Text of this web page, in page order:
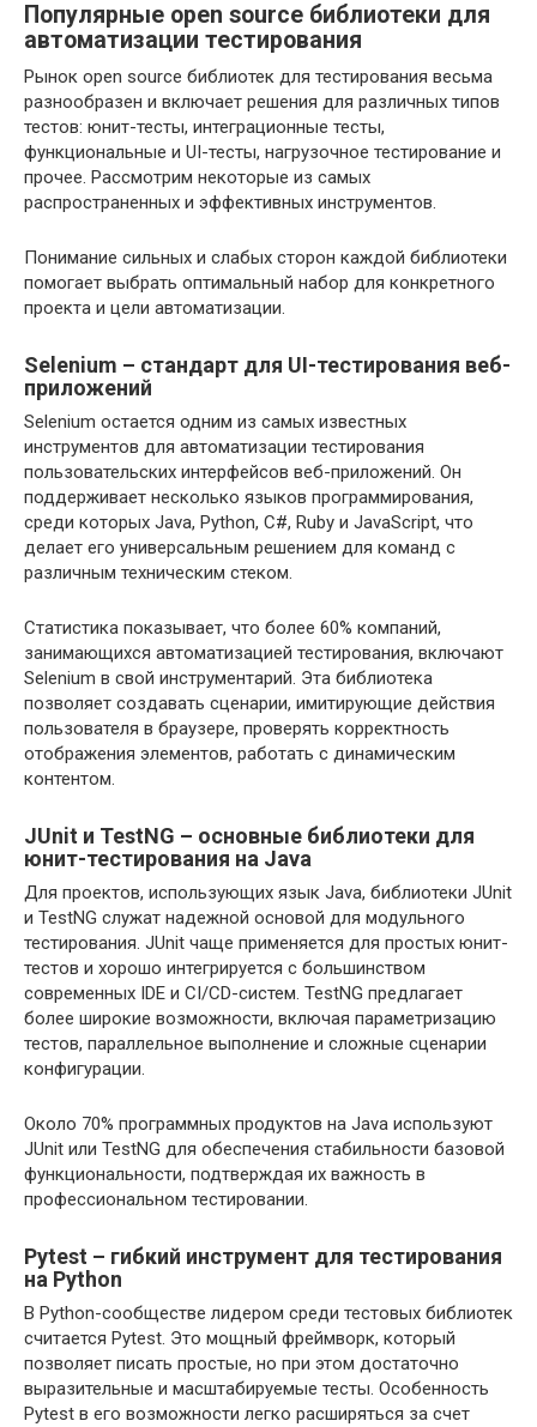
Популярные open source библиотеки для
автоматизации тестирования
Рынок open source библиотек для тестирования весьма
разнообразен и включает решения для различных типов
тестов: юнит-тесты, интеграционные тесты,
функциональные и UI-тесты, нагрузочное тестирование и
прочее. Рассмотрим некоторые из самых
распространенных и эффективных инструментов.
Понимание сильных и слабых сторон каждой библиотеки
помогает выбрать оптимальный набор для конкретного
проекта и цели автоматизации.
Selenium – стандарт для UI-тестирования веб-
приложений
Selenium остается одним из самых известных
инструментов для автоматизации тестирования
пользовательских интерфейсов веб-приложений. Он
поддерживает несколько языков программирования,
среди которых Java, Python, C#, Ruby и JavaScript, что
делает его универсальным решением для команд с
различным техническим стеком.
Статистика показывает, что более 60% компаний,
занимающихся автоматизацией тестирования, включают
Selenium в свой инструментарий. Эта библиотека
позволяет создавать сценарии, имитирующие действия
пользователя в браузере, проверять корректность
отображения элементов, работать с динамическим
контентом.
JUnit и TestNG – основные библиотеки для
юнит-тестирования на Java
Для проектов, использующих язык Java, библиотеки JUnit
и TestNG служат надежной основой для модульного
тестирования. JUnit чаще применяется для простых юнит-
тестов и хорошо интегрируется с большинством
современных IDE и CI/CD-систем. TestNG предлагает
более широкие возможности, включая параметризацию
тестов, параллельное выполнение и сложные сценарии
конфигурации.
Около 70% программных продуктов на Java используют
JUnit или TestNG для обеспечения стабильности базовой
функциональности, подтверждая их важность в
профессиональном тестировании.
Pytest – гибкий инструмент для тестирования
на Python
В Python-сообществе лидером среди тестовых библиотек
считается Pytest. Это мощный фреймворк, который
позволяет писать простые, но при этом достаточно
выразительные и масштабируемые тесты. Особенность
Pytest в его возможности легко расширяться за счет